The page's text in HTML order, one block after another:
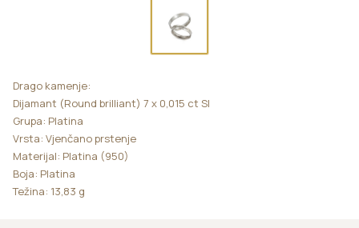
Drago kamenje:
Dijamant (Round brilliant) 7 x 0,015 ct SI
Grupa: Platina
Vrsta: Vjenčano prstenje
Materijal: Platina (950)
Boja: Platina
Težina: 13,83 g